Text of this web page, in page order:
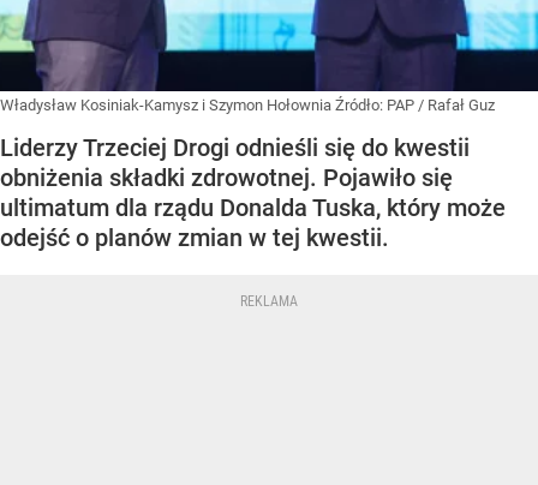
Władysław Kosiniak-Kamysz i Szymon Hołownia Źródło: PAP / Rafał Guz
Liderzy Trzeciej Drogi odnieśli się do kwestii
obniżenia składki zdrowotnej. Pojawiło się
ultimatum dla rządu Donalda Tuska, który może
odejść o planów zmian w tej kwestii.